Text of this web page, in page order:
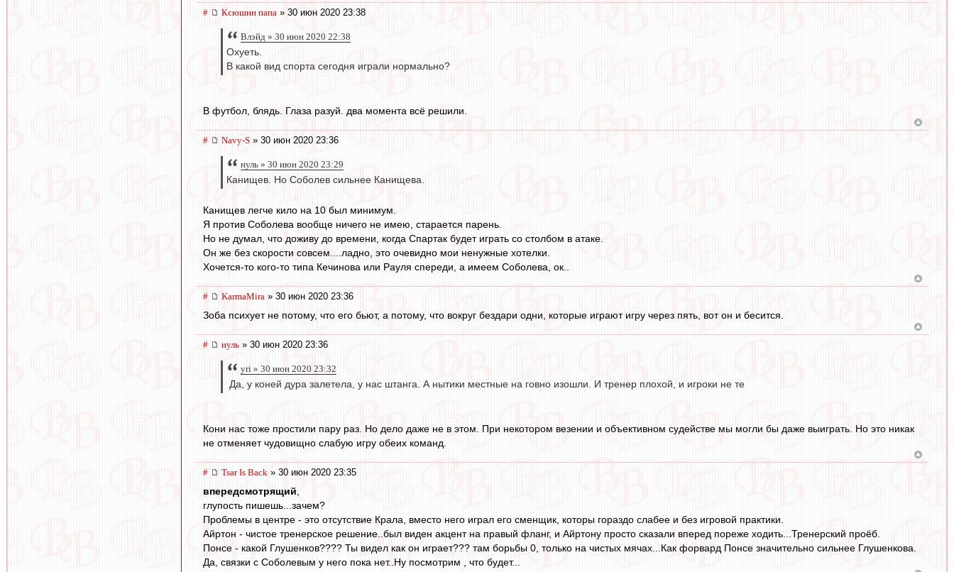
# Ксюшин папа » 30 июн 2020 23:38
Влэйд » 30 июн 2020 22:38
Охуеть.
В какой вид спорта сегодня играли нормально?
В футбол, блядь. Глаза разуй. два момента всё решили.
# Navy-S » 30 июн 2020 23:36
нуль » 30 июн 2020 23:29
Канищев. Но Соболев сильнее Канищева.
Канищев легче кило на 10 был минимум.
Я против Соболева вообще ничего не имею, старается парень.
Но не думал, что доживу до времени, когда Спартак будет играть со столбом в атаке.
Он же без скорости совсем....ладно, это очевидно мои ненужные хотелки.
Хочется-то кого-то типа Кечинова или Рауля спереди, а имеем Соболева, ок..
# KarmaMira » 30 июн 2020 23:36
Зоба психует не потому, что его бьют, а потому, что вокруг бездари одни, которые играют игру через пять, вот он и бесится.
# нуль » 30 июн 2020 23:36
yri » 30 июн 2020 23:32
Да, у коней дура залетела, у нас штанга. А нытики местные на говно изошли. И тренер плохой, и игроки не те
Кони нас тоже простили пару раз. Но дело даже не в этом. При некотором везении и объективном судействе мы могли бы даже выиграть. Но это никак
не отменяет чудовищно слабую игру обеих команд.
# Tsar Is Back » 30 июн 2020 23:35
впередсмотрящий
глупость пишешь...зачем?
Проблемы в центре - это отсутствие Крала, вместо него играл его сменщик, которы гораздо слабее и без игровой практики.
Айртон - чистое тренерское решение..был виден акцент на правый фланг, и Айртону просто сказали вперед пореже ходить...Тренерский проёб.
Понсе - какой Глушенков???? Ты видел как он играет??? там борьбы 0, только на чистых мячах...Как форвард Понсе значительно сильнее Глушенкова.
Да, связки с Соболевым у него пока нет..Ну посмотрим , что будет...